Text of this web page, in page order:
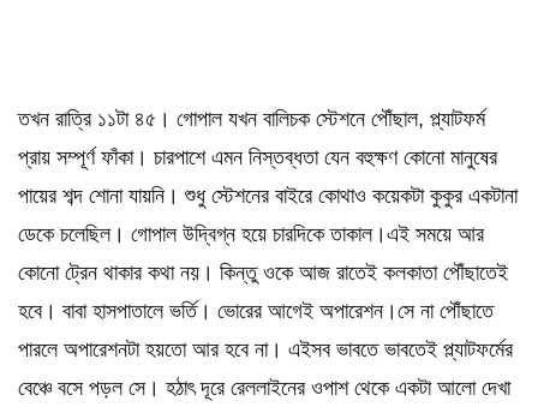
তখন রাত্রি ১১টা ৪৫। গোপাল যখন বালিচক স্টেশনে পৌঁছাল, প্ল্যাটফর্ম
প্রায় সম্পূর্ণ ফাঁকা। চারপাশে এমন নিস্তব্ধতা যেন বহুক্ষণ কোনো মানুষের
পায়ের শব্দ শোনা যায়নি। শুধু স্টেশনের বাইরে কোথাও কয়েকটা কুকুর একটানা
ডেকে চলেছিল। গোপাল উদ্বিগ্ন হয়ে চারদিকে তাকাল।এই সময়ে আর
কোনো ট্রেন থাকার কথা নয়। কিন্তু ওকে আজ রাতেই কলকাতা পৌঁছাতেই
হবে। বাবা হাসপাতালে ভর্তি। ভোরের আগেই অপারেশন।সে না পৌঁছাতে
পারলে অপারেশনটা হয়তো আর হবে না। এইসব ভাবতে ভাবতেই প্ল্যাটফর্মের
বেঞ্চে বসে পড়ল সে। হঠাৎ দূরে রেললাইনের ওপাশ থেকে একটা আলো দেখা